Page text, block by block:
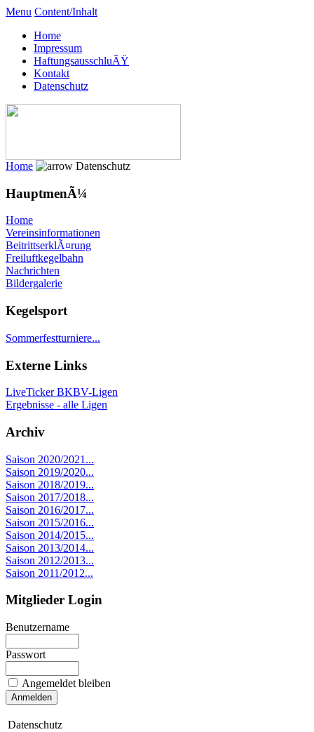
Menu Content/Inhalt
Home
Impressum
HaftungsausschluÃŸ
Kontakt
Datenschutz
Home Datenschutz
HauptmenÃ¼
Home
Vereinsinformationen
BeitrittserklÃ¤rung
Freiluftkegelbahn
Nachrichten
Bildergalerie
Kegelsport
Sommerfestturniere...
Externe Links
LiveTicker BKBV-Ligen
Ergebnisse - alle Ligen
Archiv
Saison 2020/2021...
Saison 2019/2020...
Saison 2018/2019...
Saison 2017/2018...
Saison 2016/2017...
Saison 2015/2016...
Saison 2014/2015...
Saison 2013/2014...
Saison 2012/2013...
Saison 2011/2012...
Mitglieder Login
Benutzername
Passwort
Angemeldet bleiben
Datenschutz